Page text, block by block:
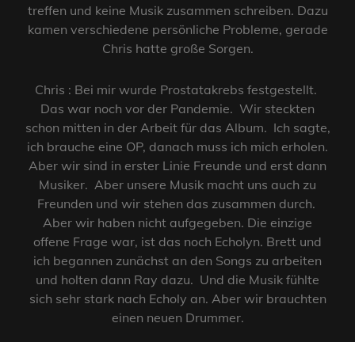
treffen und keine Musik zusammen schreiben. Dazu
kamen verschiedene persönliche Probleme, gerade
Chris hatte große Sorgen.
Chris : Bei mir wurde Prostatakrebs festgestellt.
Das war noch vor der Pandemie. Wir steckten
schon mitten in der Arbeit für das Album. Ich sagte,
ich brauche eine OP, danach muss ich mich erholen.
Aber wir sind in erster Linie Freunde und erst dann
Musiker. Aber unsere Musik macht uns auch zu
Freunden und wir stehen das zusammen durch.
Aber wir haben nicht aufgegeben. Die einzige
offene Frage war, ist das noch Echolyn. Brett und
ich begannen zunächst an den Songs zu arbeiten
und holten dann Ray dazu. Und die Musik fühlte
sich sehr stark nach Echoly an. Aber wir brauchten
einen neuen Drummer.